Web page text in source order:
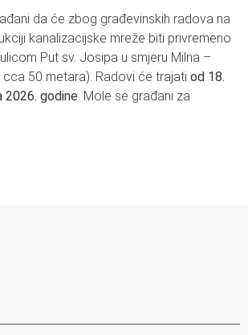
da će zbog građevinskih radova na
kanalizacijske mreže biti privremeno
Put sv. Josipa u smjeru Milna –
cca 50 metara). Radovi će trajati od 18.
2026. godine. Mole se građani za